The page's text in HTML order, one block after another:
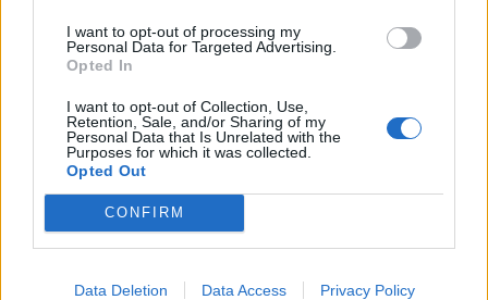
I want to opt-out of processing my
Personal Data for Targeted Advertising.
Opted In
I want to opt-out of Collection, Use,
Retention, Sale, and/or Sharing of my
Personal Data that Is Unrelated with the
Purposes for which it was collected.
Opted Out
CONFIRM
Data Deletion Data Access Privacy Policy
Redazione Fantacalcio.it